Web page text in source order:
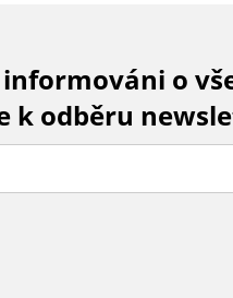
o
k odběru